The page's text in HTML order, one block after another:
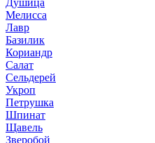
Душица
Мелисса
Лавр
Базилик
Кориандр
Салат
Сельдерей
Укроп
Петрушка
Шпинат
Щавель
Зверобой